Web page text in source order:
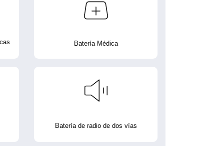
Batería Médica
Batería de radio de dos vías